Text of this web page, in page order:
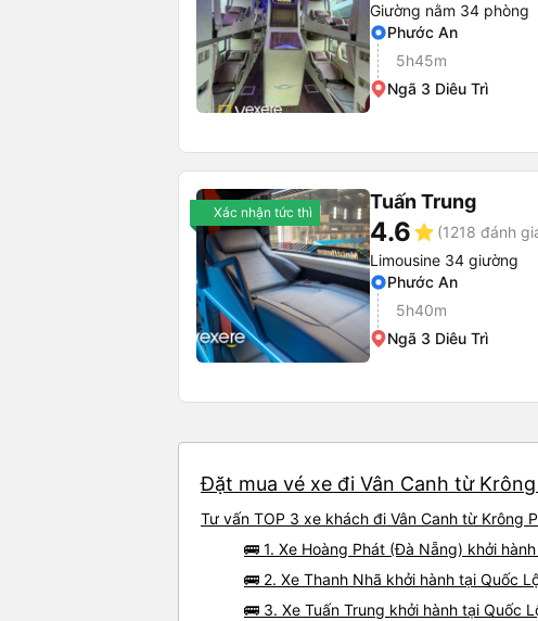
Giường nằm 34 phòng
Phước An
5h45m
Ngã 3 Diêu Trì
Xác nhận tức thì Tuấn Trung
4.6star (1218 đánh
Limousine 34 giường
Phước An
5h40m
Ngã 3 Diêu Trì
Đặt mua vé xe đi Vân Canh từ
Tư vấn TOP 3 xe khách đi Vân Canh từ
🚌 1. Xe Hoàng Phát (Đà Nẵng) khởi
🚌 2. Xe Thanh Nhã khởi hành tại Quốc
🚌 3. Xe Tuấn Trung khởi hành tại Quốc